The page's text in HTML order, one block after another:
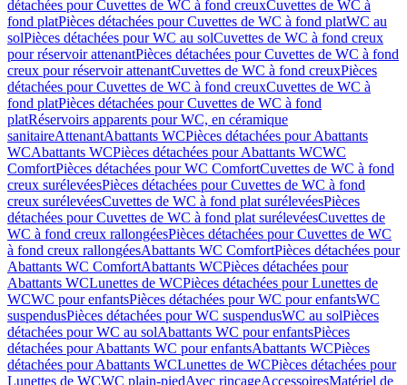
détachées pour Cuvettes de WC à fond creuxCuvettes de WC à
fond platPièces détachées pour Cuvettes de WC à fond platWC au
solPièces détachées pour WC au solCuvettes de WC à fond creux
pour réservoir attenantPièces détachées pour Cuvettes de WC à fond
creux pour réservoir attenantCuvettes de WC à fond creuxPièces
détachées pour Cuvettes de WC à fond creuxCuvettes de WC à
fond platPièces détachées pour Cuvettes de WC à fond
platRéservoirs apparents pour WC, en céramique
sanitaireAttenantAbattants WCPièces détachées pour Abattants
WCAbattants WCPièces détachées pour Abattants WCWC
ComfortPièces détachées pour WC ComfortCuvettes de WC à fond
creux surélevéesPièces détachées pour Cuvettes de WC à fond
creux surélevéesCuvettes de WC à fond plat surélevéesPièces
détachées pour Cuvettes de WC à fond plat surélevéesCuvettes de
WC à fond creux rallongéesPièces détachées pour Cuvettes de WC
à fond creux rallongéesAbattants WC ComfortPièces détachées pour
Abattants WC ComfortAbattants WCPièces détachées pour
Abattants WCLunettes de WCPièces détachées pour Lunettes de
WCWC pour enfantsPièces détachées pour WC pour enfantsWC
suspendusPièces détachées pour WC suspendusWC au solPièces
détachées pour WC au solAbattants WC pour enfantsPièces
détachées pour Abattants WC pour enfantsAbattants WCPièces
détachées pour Abattants WCLunettes de WCPièces détachées pour
Lunettes de WCWC plain-piedAvec rinçageAccessoiresMatériel de